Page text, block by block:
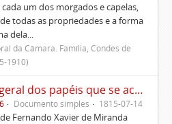
um dos morgados e capelas,
todas as propriedades e a forma
dela...
da Câmara. Família, Condes de
1910)
Inventário geral dos papéis que se acharam por falecimento do Principal D. António Xavier de Miranda Henriques
Documento simples 1815-07-14
Fernando Xavier de Miranda